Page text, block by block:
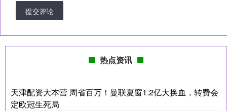
提交评论
热点资讯
天津配资大本营 周省百万！曼联夏窗1.2亿大换血，转费会
定欧冠生死局